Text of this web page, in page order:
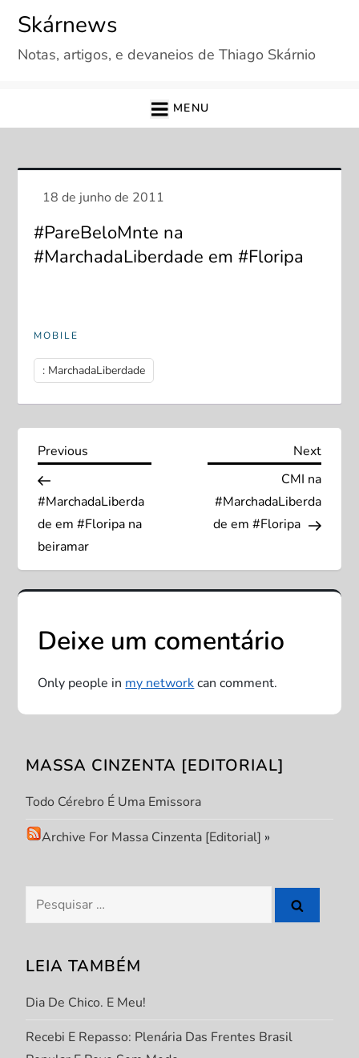
content
Skárnews
Notas, artigos, e devaneios de Thiago Skárnio
MENU
#PareBeloMnte na
#MarchadaLiberdade em #Floripa
MOBILE
: MarchadaLiberdade
N
a
v
e
a
ç
ã
o
d
e
o
Previous
Post
Previous
#MarchadaLiberda
de em #Floripa na
beiramar
Next
Post
Next
CMI na
#MarchadaLiberda
de em #Floripa
Deixe um comentário
Only people inmy networkcan comment.
MASSA CINZENTA [EDITORIAL]
Todo Cérebro É Uma Emissora
Archive For Massa Cinzenta [Editorial] »
Pesquisar
por:
LEIA TAMBÉM
Dia De Chico. E Meu!
Recebi E Repasso: Plenária Das Frentes Brasil